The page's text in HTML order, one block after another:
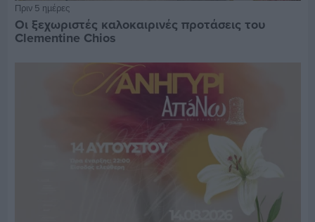
Πριν 5 ημέρες
Οι ξεχωριστές καλοκαιρινές προτάσεις του
Clementine Chios